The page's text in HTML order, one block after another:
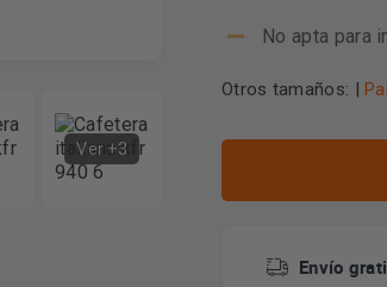
Ver +3
No apta para
Otros tamaños: |
Envío